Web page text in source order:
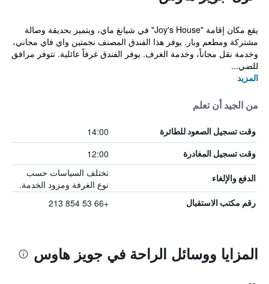
يقع مكان إقامة "Joy's House" في شيانغ ماي، ويتميز بحديقة وصالة
مشتركة ومطعم وبار. يوفر هذا الفندق المصنف نجمتين واي فاي مجاني،
وخدمة نقل مجاناً، وخدمة الغرف. يوفر الفندق غرفاً عائلية. تتوفر مرافق
للضي...
المزيد
من الجيد أن تعلم
وقت تسجيل الصعود للطائرة 14:00
وقت تسجيل المغادرة 12:00
الدفع والإلغاء
تختلف السياسات حسب
نوع الغرفة ومزود الخدمة.
رقم مكتب الاستقبال +66 53 854 213
المزايا ووسائل الراحة في جويز هاوس